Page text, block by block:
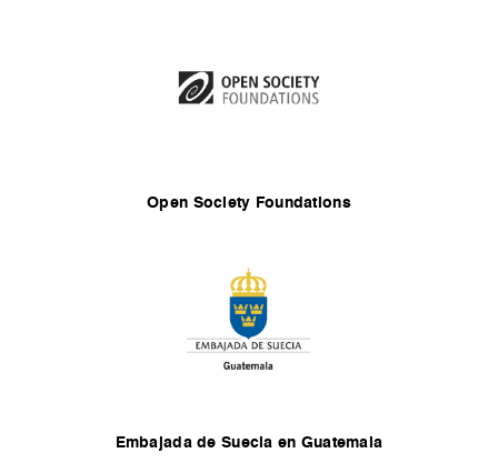
Open Society Foundations
Embajada de Suecia en Guatemala